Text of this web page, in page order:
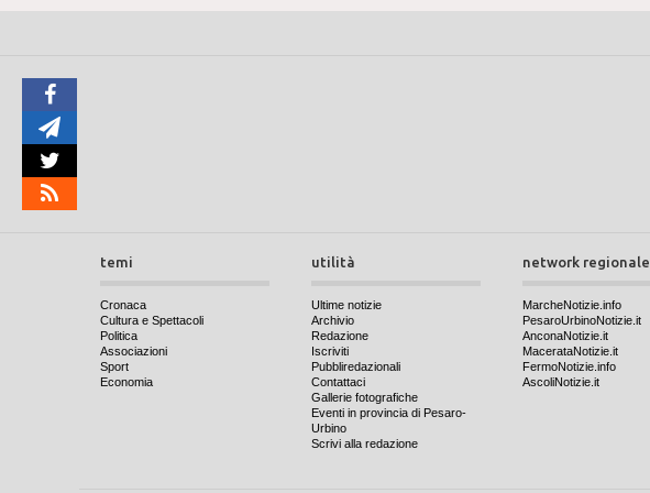
temi
Cronaca
Cultura e Spettacoli
Politica
Associazioni
Sport
Economia
utilità
Ultime notizie
Archivio
Redazione
Iscriviti
Pubbliredazionali
Contattaci
Gallerie fotografiche
Eventi in provincia di Pesaro-
Urbino
Scrivi alla redazione
network regionale
MarcheNotizie.info
PesaroUrbinoNotizie.it
AnconaNotizie.it
MacerataNotizie.it
FermoNotizie.info
AscoliNotizie.it